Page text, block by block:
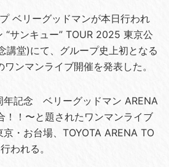
ベリーグッドマンが本日行われ
“サンキュー” TOUR 2025 東京公
講堂)にて、グループ史上初となる
ンマンライブ開催を発表した。
年記念 ベリーグッドマン ARENA
！〜と題されたワンマンライブ
京・お台場、TOYOTA ARENA TO
われる。